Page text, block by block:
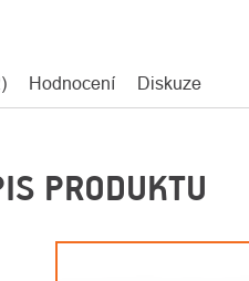
Hodnocení Diskuze
PRODUKTU